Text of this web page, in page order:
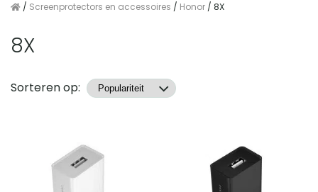
/ Screenprotectors en accessoires / Honor / 8X
8X
Producten
Sorteren op: